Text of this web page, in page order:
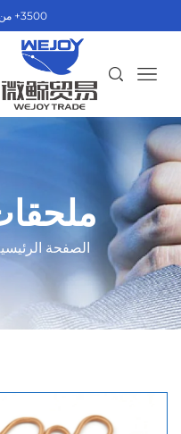
3500+ من المنتجات
الصفحة